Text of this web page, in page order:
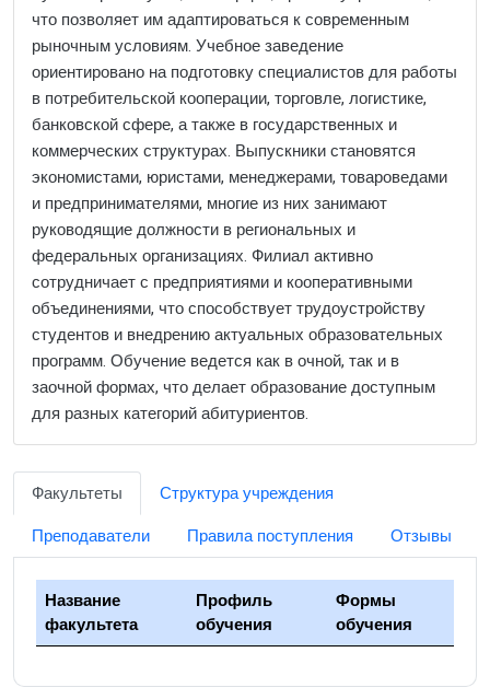
что позволяет им адаптироваться к современным
рыночным условиям. Учебное заведение
ориентировано на подготовку специалистов для работы
в потребительской кооперации, торговле, логистике,
банковской сфере, а также в государственных и
коммерческих структурах. Выпускники становятся
экономистами, юристами, менеджерами, товароведами
и предпринимателями, многие из них занимают
руководящие должности в региональных и
федеральных организациях. Филиал активно
сотрудничает с предприятиями и кооперативными
объединениями, что способствует трудоустройству
студентов и внедрению актуальных образовательных
программ. Обучение ведется как в очной, так и в
заочной формах, что делает образование доступным
для разных категорий абитуриентов.
Факультеты
Структура учреждения
Преподаватели
Правила поступления Отзывы
Название
факультета
Профиль
обучения
Формы
обучения